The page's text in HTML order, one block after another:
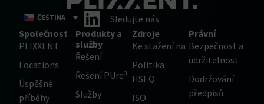
ČEŠTINA
Sledujte nás
Společnost
PLIXXENT
Locations
Úspěšné
příběhy
Produkty a
služby
Řešení
Řešení PUre³
Služby
Zdroje
Ke stažení na
Politika
HSEQ
ISO
Právní
Bezpečnost a
udržitelnost
Dodržování
předpisů